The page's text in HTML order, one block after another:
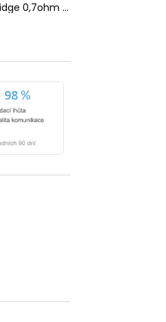
VooPoo Vmate V2 Pod Cartridge 0,7ohm 2ml